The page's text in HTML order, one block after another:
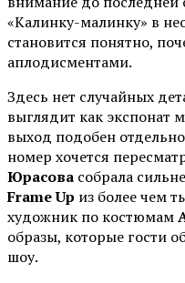
«Калинку-малинку» в
становится понятно,
аплодисментами.
Здесь нет случайных
выглядит как экспонат
выход подобен
номер хочется
Юрасова собрала
Frame Up из более чем
художник по костюмам
образы, которые гости
шоу.